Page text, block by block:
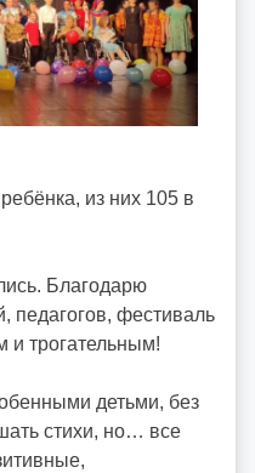
из них 105 в
Благодарю
педагогов, фестиваль
и трогательным!
детьми, без
стихи, но… все